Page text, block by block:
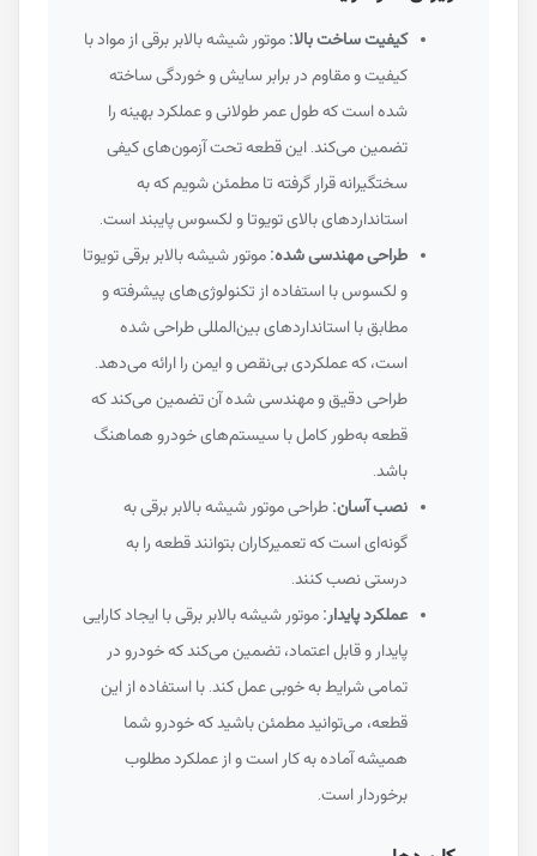
کیفیت ساخت بالا:موتور شیشه بالابر برقی از مواد با
کیفیت و مقاوم در برابر سایش و خوردگی ساخته
شده است که طول عمر طولانی و عملکرد بهینه را
تضمین می‌کند. این قطعه تحت آزمون‌های کیفی
سختگیرانه قرار گرفته تا مطمئن شویم که به
استانداردهای بالای تویوتا و لکسوس پایبند است.
طراحی مهندسی شده:موتور شیشه بالابر برقی تویوتا
و لکسوس با استفاده از تکنولوژی‌های پیشرفته و
مطابق با استانداردهای بین‌المللی طراحی شده
است، که عملکردی بی‌نقص و ایمن را ارائه می‌دهد.
طراحی دقیق و مهندسی شده آن تضمین می‌کند که
قطعه به‌طور کامل با سیستم‌های خودرو هماهنگ
باشد.
نصب آسان:طراحی موتور شیشه بالابر برقی به
گونه‌ای است که تعمیرکاران بتوانند قطعه را به
درستی نصب کنند.
عملکرد پایدار:موتور شیشه بالابر برقی با ایجاد کارایی
پایدار و قابل اعتماد، تضمین می‌کند که خودرو در
تمامی شرایط به خوبی عمل کند. با استفاده از این
قطعه، می‌توانید مطمئن باشید که خودرو شما
همیشه آماده به کار است و از عملکرد مطلوب
برخوردار است.